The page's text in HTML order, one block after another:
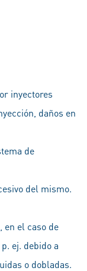
inyectores
daños en
de
del mismo.
en el caso de
ej. debido a
o dobladas.